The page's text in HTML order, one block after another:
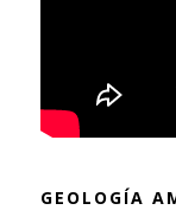
GEOLOGÍA